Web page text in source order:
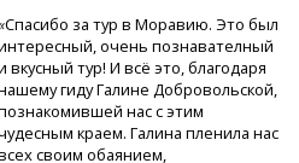
Спасибо за тур в Моравию. Это был
очень познавателный
вкусный тур! И всё это, благодаря
гиду Галине Добровольской,
нас с этим
краем. Галина пленила нас
своим обаянием,